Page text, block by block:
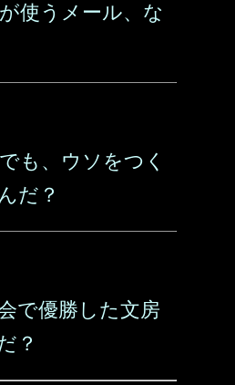
使うメール、な
も、ウソをつく
だ？
で優勝した文房
？